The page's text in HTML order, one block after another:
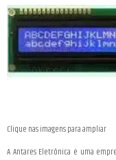
Clique nas imagens para ampliar
A Antares Eletrônica é uma